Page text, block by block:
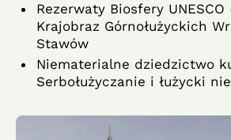
Rezerwaty Biosfery
Krajobraz Górnołużyckich
Stawów
Niematerialne dziedzictwo
Serbołużyczanie i łużycki